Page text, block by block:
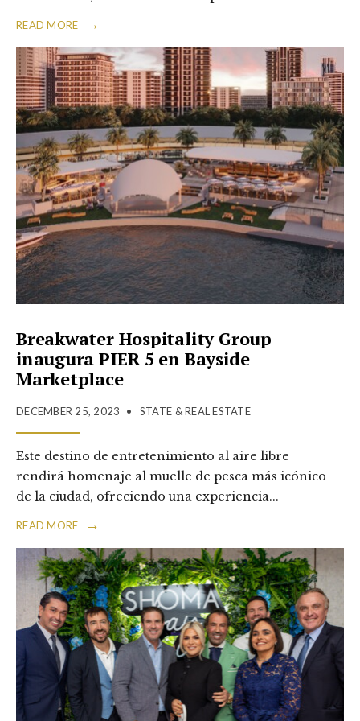
READ MORE →
Breakwater Hospitality Group
inaugura PIER 5 en Bayside
Marketplace
DECEMBER 25, 2023 • STATE & REAL ESTATE
Este destino de entretenimiento al aire libre
rendirá homenaje al muelle de pesca más icónico
de la ciudad, ofreciendo una experiencia...
READ MORE →